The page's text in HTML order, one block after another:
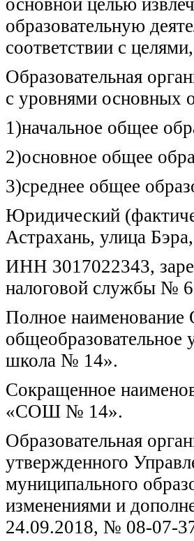
образовательную
соответствии с
Образовательная
с уровнями основных
1)начальное общее
2)основное общее
3)среднее общее
Юридический
Астрахань, улица
ИНН 3017022343,
налоговой службы № 6
Полное наименование
общеобразовательное
школа № 14».
Сокращенное
«СОШ № 14».
Образовательная
утвержденного
муниципального
изменениями и
24.09.2018, № 08-07-